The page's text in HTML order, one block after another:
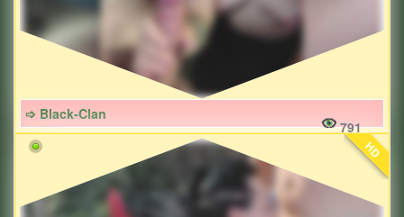
➩ Black-Clan
791
HD